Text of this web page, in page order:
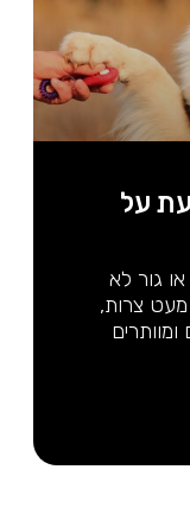
על
גור לא
צרות,